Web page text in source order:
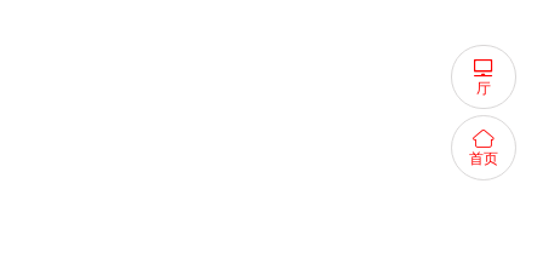
厅
首页